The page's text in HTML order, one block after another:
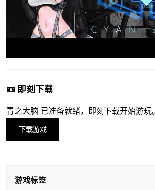
📼 即刻下载
青之大脑 已准备就绪，即刻下载开始游玩。
下载游戏
游戏标签